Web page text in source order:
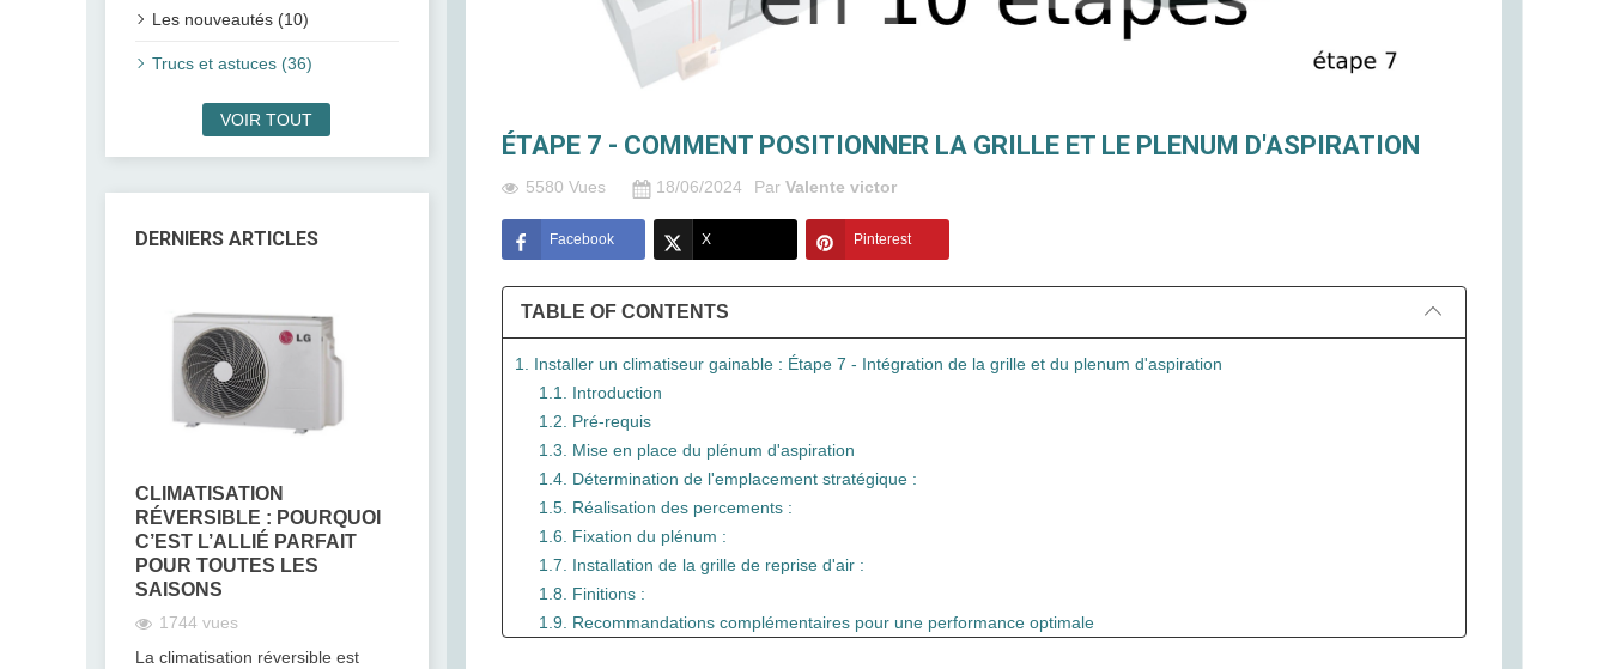
Les nouveautés (10)
Trucs et astuces (36)
VOIR TOUT
DERNIERS ARTICLES
CLIMATISATION
RÉVERSIBLE : POURQUOI
C’EST L’ALLIÉ PARFAIT
POUR TOUTES LES
SAISONS
1744 vues
La climatisation réversible est
CLIMATISATION QUE VOUS
DEVEZ OUBLIER
mythes les plus courants
CLIMATISATION : COMMENT
CHOISIR LE SYSTÈME
MAISON ?
Choisir un système de
Le système Airpilot Zoning est un
La climatisation gainable utilise
ÉTAPE 7 - COMMENT POSITIONNER LA GRILLE ET LE PLENUM D'ASPIRATION
5580 Vues 18/06/2024 Par Valente victor
Facebook X Pinterest
TABLE OF CONTENTS
1. Installer un climatiseur gainable : Étape 7 - Intégration de la grille et du plenum d'aspiration
1.1. Introduction
1.2. Pré-requis
1.3. Mise en place du plénum d'aspiration
1.4. Détermination de l'emplacement stratégique :
1.5. Réalisation des percements :
1.6. Fixation du plénum :
1.7. Installation de la grille de reprise d'air :
1.8. Finitions :
1.9. Recommandations complémentaires pour une performance optimale